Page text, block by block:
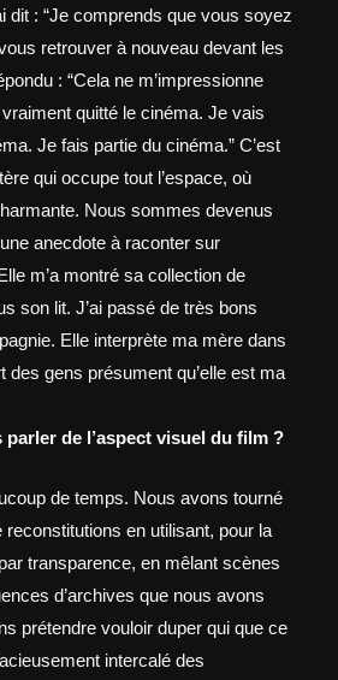
dit : “Je comprends que vous soyez
retrouver à nouveau devant les
: “Cela ne m’impressionne
quitté le cinéma. Je vais
Je fais partie du cinéma.” C’est
qui occupe tout l’espace, où
Nous sommes devenus
anecdote à raconter sur
m’a montré sa collection de
son lit. J’ai passé de très bons
Elle interprète ma mère dans
des gens présument qu’elle est ma
de l’aspect visuel du film ?
de temps. Nous avons tourné
reconstitutions en utilisant, pour la
transparence, en mêlant scènes
d’archives que nous avons
prétendre vouloir duper qui que ce
intercalé des